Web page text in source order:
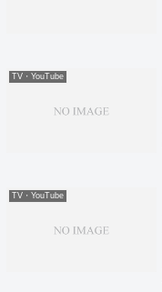
TV・YouTube
TV・YouTube